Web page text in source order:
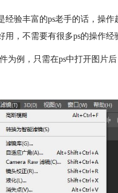
经验丰富的ps老手的话，操
，不需要有很多ps的操作经
为例，只需在ps中打开图片